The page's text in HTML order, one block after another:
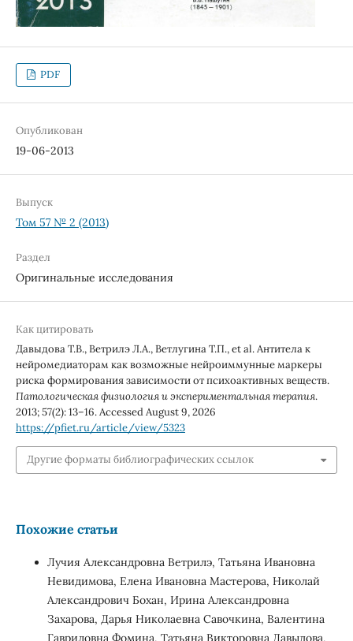
PDF
Опубликован
19-06-2013
Выпуск
Том 57 № 2 (2013)
Раздел
Оригинальные исследования
Как цитировать
Давыдова Т.В., Ветрилэ Л.А., Ветлугина Т.П., et al. Антитела к
нейромедиаторам как возможные нейроиммунные маркеры
риска формирования зависимости от психоактивных веществ.
Патологическая физиология и экспериментальная терапия.
2013; 57(2): 13–16. Accessed August 9, 2026
https://pfiet.ru/article/view/5323
Другие форматы библиографических ссылок
Похожие статьи
Лучия Александровна Ветрилэ, Татьяна Ивановна
Невидимова, Елена Ивановна Мастерова, Николай
Александрович Бохан, Ирина Александровна
Захарова, Дарья Николаевна Савочкина, Валентина
Гавриловна Фомина, Татьяна Викторовна Давыдова,